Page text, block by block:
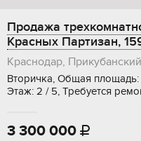
Продажа
Красных Партизан,
Краснодар,
Вторичка, Общая
Этаж: 2 / 5, Требуется
3 300 000 